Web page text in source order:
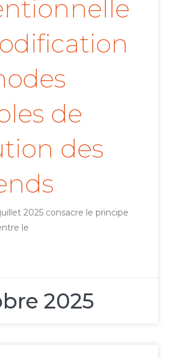
de
des
2025 consacre le principe
le
2025